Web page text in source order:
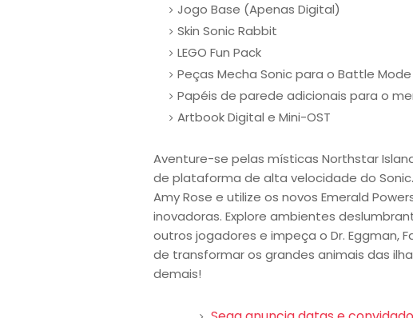
Jogo Base (Apenas Digital)
Skin Sonic Rabbit
LEGO Fun Pack
Peças Mecha Sonic para o Battle Mode
Papéis de parede adicionais para o
Artbook Digital e Mini-OST
Aventure-se pelas místicas Northstar
de plataforma de alta velocidade do
Amy Rose e utilize os novos Emerald
inovadoras. Explore ambientes
outros jogadores e impeça o Dr. Eggman,
de transformar os grandes animais das
demais!